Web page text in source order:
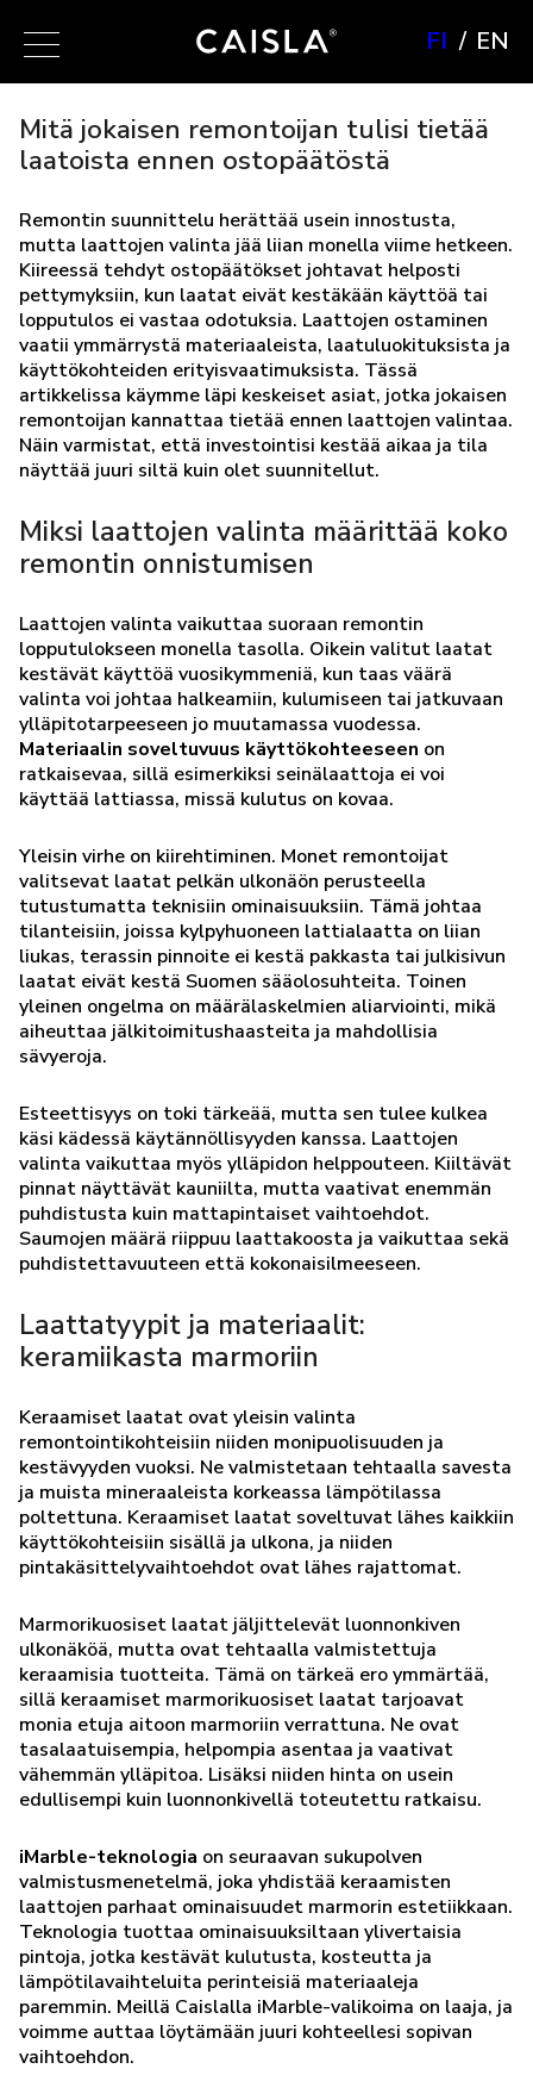
FI EN
Mitä jokaisen remontoijan tulisi tietää
laatoista ennen ostopäätöstä
Remontin suunnittelu herättää usein innostusta,
mutta laattojen valinta jää liian monella viime hetkeen.
Kiireessä tehdyt ostopäätökset johtavat helposti
pettymyksiin, kun laatat eivät kestäkään käyttöä tai
lopputulos ei vastaa odotuksia. Laattojen ostaminen
vaatii ymmärrystä materiaaleista, laatuluokituksista ja
käyttökohteiden erityisvaatimuksista. Tässä
artikkelissa käymme läpi keskeiset asiat, jotka jokaisen
remontoijan kannattaa tietää ennen laattojen valintaa.
Näin varmistat, että investointisi kestää aikaa ja tila
näyttää juuri siltä kuin olet suunnitellut.
Miksi laattojen valinta määrittää koko
remontin onnistumisen
Laattojen valinta vaikuttaa suoraan remontin
lopputulokseen monella tasolla. Oikein valitut laatat
kestävät käyttöä vuosikymmeniä, kun taas väärä
valinta voi johtaa halkeamiin, kulumiseen tai jatkuvaan
ylläpitotarpeeseen jo muutamassa vuodessa.
Materiaalin soveltuvuus käyttökohteeseen on
ratkaisevaa, sillä esimerkiksi seinälaattoja ei voi
käyttää lattiassa, missä kulutus on kovaa.
Yleisin virhe on kiirehtiminen. Monet remontoijat
valitsevat laatat pelkän ulkonäön perusteella
tutustumatta teknisiin ominaisuuksiin. Tämä johtaa
tilanteisiin, joissa kylpyhuoneen lattialaatta on liian
liukas, terassin pinnoite ei kestä pakkasta tai julkisivun
laatat eivät kestä Suomen sääolosuhteita. Toinen
yleinen ongelma on määrälaskelmien aliarviointi, mikä
aiheuttaa jälkitoimitushaasteita ja mahdollisia
sävyeroja.
Esteettisyys on toki tärkeää, mutta sen tulee kulkea
käsi kädessä käytännöllisyyden kanssa. Laattojen
valinta vaikuttaa myös ylläpidon helppouteen. Kiiltävät
pinnat näyttävät kauniilta, mutta vaativat enemmän
puhdistusta kuin mattapintaiset vaihtoehdot.
Saumojen määrä riippuu laattakoosta ja vaikuttaa sekä
puhdistettavuuteen että kokonaisilmeeseen.
Laattatyypit ja materiaalit:
keramiikasta marmoriin
Keraamiset laatat ovat yleisin valinta
remontointikohteisiin niiden monipuolisuuden ja
kestävyyden vuoksi. Ne valmistetaan tehtaalla savesta
ja muista mineraaleista korkeassa lämpötilassa
poltettuna. Keraamiset laatat soveltuvat lähes kaikkiin
käyttökohteisiin sisällä ja ulkona, ja niiden
pintakäsittelyvaihtoehdot ovat lähes rajattomat.
Marmorikuosiset laatat jäljittelevät luonnonkiven
ulkonäköä, mutta ovat tehtaalla valmistettuja
keraamisia tuotteita. Tämä on tärkeä ero ymmärtää,
sillä keraamiset marmorikuosiset laatat tarjoavat
monia etuja aitoon marmoriin verrattuna. Ne ovat
tasalaatuisempia, helpompia asentaa ja vaativat
vähemmän ylläpitoa. Lisäksi niiden hinta on usein
edullisempi kuin luonnonkivellä toteutettu ratkaisu.
iMarble-teknologia on seuraavan sukupolven
valmistusmenetelmä, joka yhdistää keraamisten
laattojen parhaat ominaisuudet marmorin estetiikkaan.
Teknologia tuottaa ominaisuuksiltaan ylivertaisia
pintoja, jotka kestävät kulutusta, kosteutta ja
lämpötilavaihteluita perinteisiä materiaaleja
paremmin. Meillä Caislalla iMarble-valikoima on laaja, ja
voimme auttaa löytämään juuri kohteellesi sopivan
vaihtoehdon.